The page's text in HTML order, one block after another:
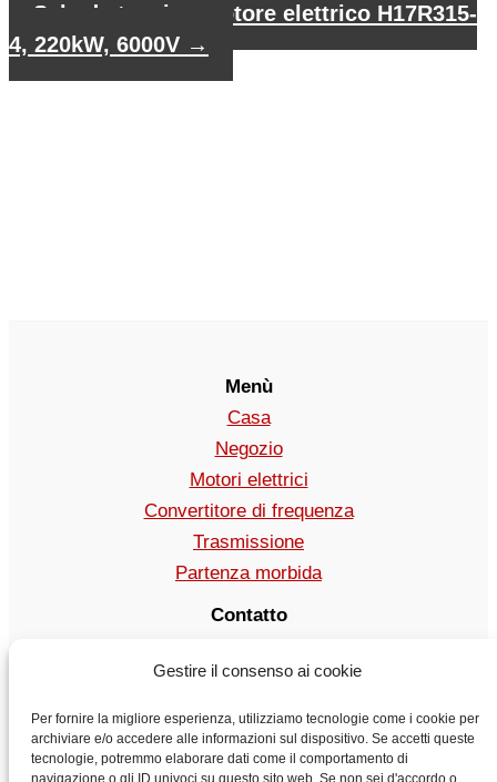
Gestire il consenso ai cookie
Per fornire la migliore esperienza, utilizziamo tecnologie come i cookie per
archiviare e/o accedere alle informazioni sul dispositivo. Se accetti queste
tecnologie, potremmo elaborare dati come il comportamento di
navigazione o gli ID univoci su questo sito web. Se non sei d'accordo o
Scheda tecnica motore elettrico H17R315-
4, 220kW, 6000V →
Menù
Casa
Negozio
Motori elettrici
Convertitore di frequenza
Trasmissione
Partenza morbida
Contatto
+49 15123569470
Politica sulla riservatezza
Trasporto